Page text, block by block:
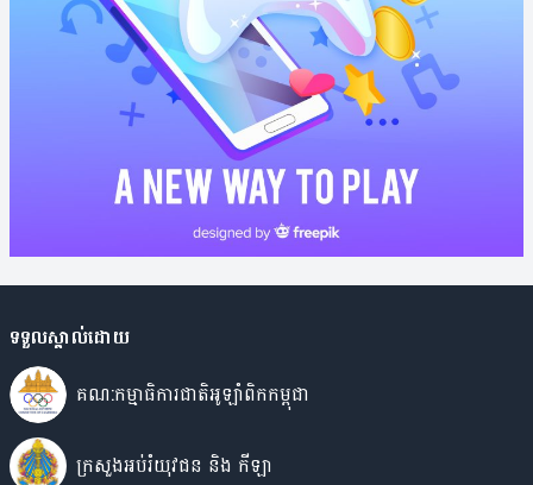
ទទួលស្គាល់ដោយ
គណ:កម្មាធិការជាតិអូឡាំពិកកម្ពុជា
ក្រសួងអប់រំយុវជន​ និង កីឡា